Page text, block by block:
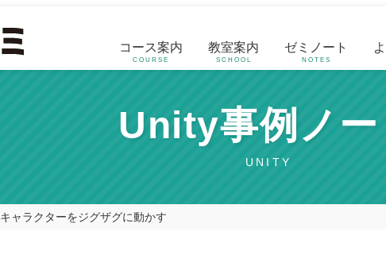
コース案内
COURSE
教室案内
SCHOOL
ゼミノート
NOTES
Unity事例ノー
UNITY
キャラクターをジグザグに動かす